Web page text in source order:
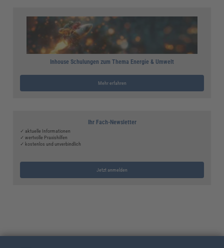
Inhouse Schulungen zum Thema Energie & Umwelt
Mehr erfahren
Ihr Fach-Newsletter
✓ aktuelle Informationen
✓ wertvolle Praxishilfen
✓ kostenlos und unverbindlich
Jetzt anmelden